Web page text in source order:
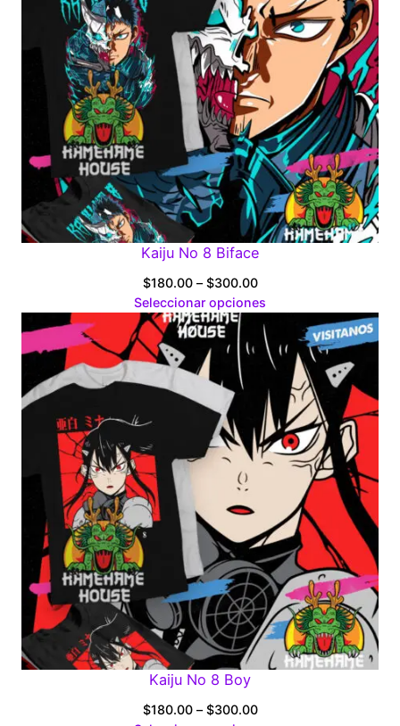
Kaiju No 8 Biface
$180.00 – $300.00Price
range:
$180.00
through
$300.00
Seleccionar opciones
Kaiju No 8 Boy
$180.00 – $300.00Price